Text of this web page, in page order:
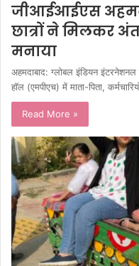
जीआईआईएस
छात्रों ने मिलकर
मनाया
अहमदाबाद: ग्लोबल इंडियन
हॉल (एमपीएच) में माता-पिता,
Read More »